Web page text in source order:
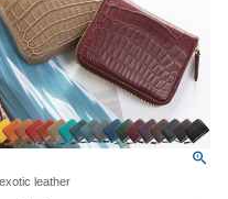
exotic leather